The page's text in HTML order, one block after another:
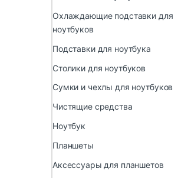
Охлаждающие подставки для
ноутбуков
Подставки для ноутбука
Столики для ноутбуков
Сумки и чехлы для ноутбуков
Чистящие средства
Ноутбук
Планшеты
Аксессуары для планшетов